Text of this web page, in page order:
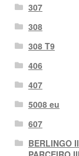
307
308
308 T9
406
407
5008 eu
607
BERLINGO